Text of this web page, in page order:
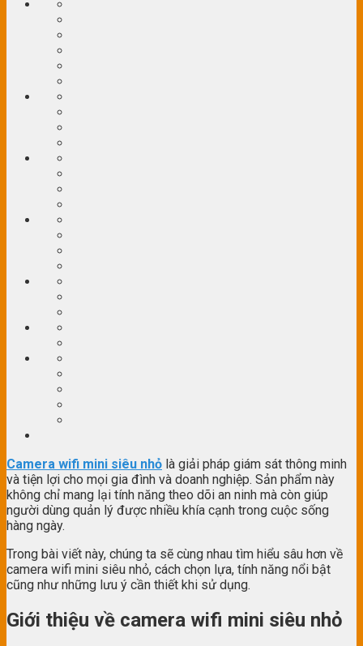
Camera wifi mini siêu nhỏ là giải pháp giám sát thông minh
và tiện lợi cho mọi gia đình và doanh nghiệp. Sản phẩm này
không chỉ mang lại tính năng theo dõi an ninh mà còn giúp
người dùng quản lý được nhiều khía cạnh trong cuộc sống
hàng ngày.
Trong bài viết này, chúng ta sẽ cùng nhau tìm hiểu sâu hơn về
camera wifi mini siêu nhỏ, cách chọn lựa, tính năng nổi bật
cũng như những lưu ý cần thiết khi sử dụng.
Giới thiệu về camera wifi mini siêu nhỏ